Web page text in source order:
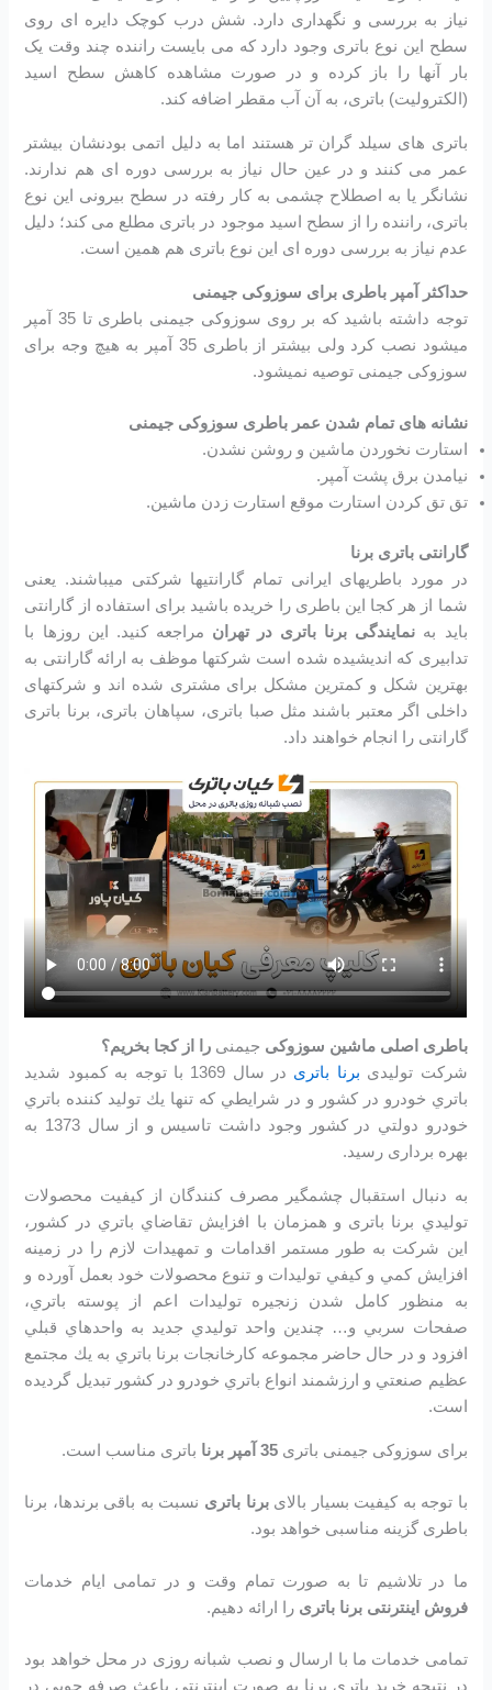
نیاز به بررسی و نگهداری دارد. شش درب کوچک دایره ای روی
سطح این نوع باتری وجود دارد که می بایست راننده چند وقت یک
بار آنها را باز کرده و در صورت مشاهده کاهش سطح اسید
(الکترولیت) باتری، به آن آب مقطر اضافه کند.
باتری های سیلد گران تر هستند اما به دلیل اتمی بودنشان بیشتر
عمر می کنند و در عین حال نیاز به بررسی دوره ای هم ندارند.
نشانگر یا به اصطلاح چشمی به کار رفته در سطح بیرونی این نوع
باتری، راننده را از سطح اسید موجود در باتری مطلع می کند؛ دلیل
عدم نیاز به بررسی دوره ای این نوع باتری هم همین است.
حداکثر آمپر باطری برای سوزوکی جیمنی
توجه داشته باشید که بر روی سوزوکی جیمنی باطری تا 35 آمپر
میشود نصب کرد ولی بیشتر از باطری 35 آمپر به هیچ وجه برای
سوزوکی جیمنی توصیه نمیشود.
نشانه های تمام شدن عمر باطری سوزوکی جیمنی
استارت نخوردن ماشین و روشن نشدن.
نیامدن برق پشت آمپر.
تق تق کردن استارت موقع استارت زدن ماشین.
گارانتی باتری برنا
در مورد باطریهای ایرانی تمام گارانتیها شرکتی میباشند. یعنی
شما از هر کجا این باطری را خریده باشید برای استفاده از گارانتی
باید به نمایندگی برنا باتری در تهران مراجعه کنید. این روزها با
تدابیری که اندیشیده شده است شرکتها موظف به ارائه گارانتی به
بهترین شکل و کمترین مشکل برای مشتری شده اند و شرکتهای
داخلی اگر معتبر باشند مثل صبا باتری، سپاهان باتری، برنا باتری
گارانتی را انجام خواهند داد.
باطری اصلی ماشین سوزوکی جیمنیرا از کجا بخریم؟
شرکت تولیدی برنا باتری
در سال 1369 با توجه به كمبود شديد
باتري خودرو در كشور و در شرايطي كه تنها يك توليد كننده باتري
خودرو دولتي در كشور وجود داشت تاسیس و از سال 1373 به
بهره برداری رسید.
به دنبال استقبال چشمگير مصرف كنندگان از كيفيت محصولات
توليدي برنا باتری و همزمان با افزايش تقاضاي باتري در كشور،
اين شرکت به طور مستمر اقدامات و تمهيدات لازم را در زمينه
افزايش كمي و كيفي توليدات و تنوع محصولات خود بعمل آورده و
به منظور كامل شدن زنجيره توليدات اعم از پوسته باتري،
صفحات سربي و… چندين واحد توليدي جديد به واحدهاي قبلي
افزود و در حال حاضر مجموعه كارخانجات برنا باتري به يك مجتمع
عظيم صنعتي و ارزشمند انواع باتري خودرو در کشور تبديل گرديده
است.
برای سوزوکی جیمنی باتری35 آمپر برنا باتری مناسب است.
با توجه به کیفیت بسیار بالایبرنا باتری نسبت به باقی برندها، برنا
باطری گزینه مناسبی خواهد بود.
ما در تلاشیم تا به صورت تمام وقت و در تمامی ایام خدمات
فروش اینترنتی برنا باتری را ارائه دهیم.
تمامی خدمات ما با ارسال و نصب شبانه روزی در محل خواهد بود
در نتیجه خرید باتری برنا به صورت اینترنتی باعث صرفه جویی در